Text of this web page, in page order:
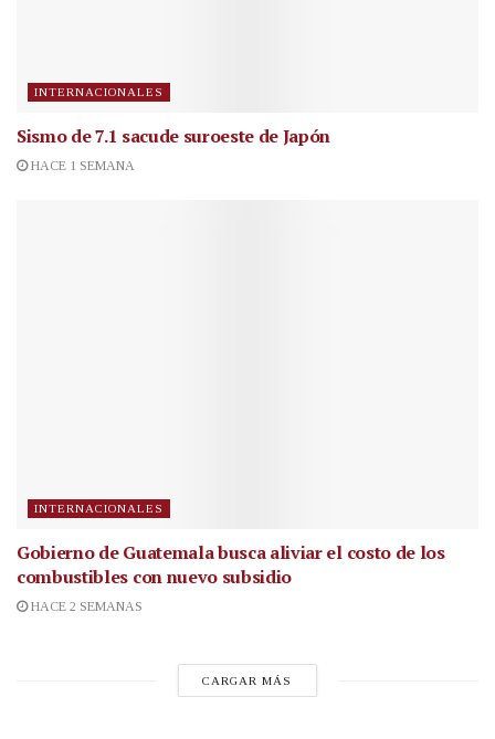
INTERNACIONALES
Sismo de 7.1 sacude suroeste de Japón
HACE 1 SEMANA
INTERNACIONALES
Gobierno de Guatemala busca aliviar el costo de los
combustibles con nuevo subsidio
HACE 2 SEMANAS
CARGAR MÁS